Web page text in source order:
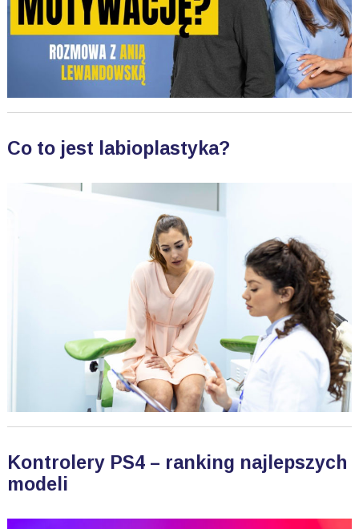
Co to jest labioplastyka?
Kontrolery PS4 – ranking najlepszych
modeli